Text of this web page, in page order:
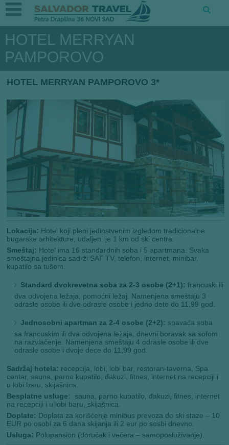
HOTEL MERRYAN
PAMPOROVO
HOTEL MERRYAN PAMPOROVO 3*
Lokacija: Hotel koji pleni jedinstvenim izgledom tradicionalne
bugarske arhitekture, udaljen je 1 km od ski centra.
Smeštaj: Hotel ima 16 standardnih soba i 5 apartmana. Svaka
smeštajna jedinica sadrži SAT TV, telefon, internet, minibar,
kupatilo sa tušem.
Standard dvokrevetna soba za 2-3 osobe (2+1):francuski ili
dva odvojena ležaja, pomoćni ležaj. Namenjena smeštaju 3
odrasle osobe ili dve odrasle osobe i jedno dete do 11,99 god.
Jednosobni apartman za 2-4 osobe (2+2): spavaća soba
sa francuskim ili dva odvojena ležaja, dnevni boravak sa sofom
na razvlačenje. Namenjena smeštaju 4 odrasle osobe ili dve
odrasle osobe i dvoje dece do 11,99 god.
Sadržaj hotela: recepcija, lobi, lobi bar, restoran-taverna, Spa
centar, sauna, parno kupatilo, đakuzi, fitnes, internet na recepciji i
u lobi baru, skijašnica.
Besplatne usluge:
sauna, parno kupatilo, đakuzi, fitnes, internet
na recepciji i u lobi baru, skijašnica.
Doplate: Doplata za korišćenje minibus prevoza do ski staze – 10
EUR po osobi za 6 dana skijanja ili 2 eur po sosbi dnevno.
Usluga: Polupansion (doručak i večera – samoposluživanje).